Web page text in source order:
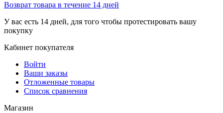
Возврат товара в течение 14 дней
У вас есть 14 дней, для того чтобы протестировать вашу
покупку
Кабинет покупателя
Войти
Ваши заказы
Отложенные товары
Список сравнения
Магазин